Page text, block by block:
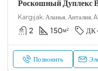
Kargıjak, Аланья,
2 150м² ДК
Позвонить